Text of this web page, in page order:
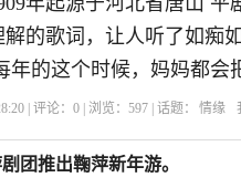
的歌词，让人听了如痴
年的这个时候，妈妈都会
| 评论： 0 | 浏览： 597 | 话题： 情缘
团推出鞠萍新年游。